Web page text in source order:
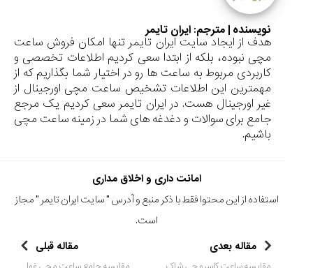
نویسنده | مترجم: ایران تایمر
هدف از ایجاد سایت ایران تایمر تنها امکان فروش ساعت
مچی نبوده، بلکه از ابتدا سعی کردیم اطلاعات تخصصی و
کاربردی مربوط به ساعت ها رو در اختیار شما بگذاریم که از
مهمترین این اطلاعات تشخیص ساعت مچی اورجینال از
غیر اورجینال هست. در ایران تایمر سعی کردیم یک مرجع
جامع برای سوالات و دغدغه های شما در زمینه ساعت مچی
باشیم.
امانت داری و اخلاق مداری
استفاده از این محتوا فقط با ذکر منبع و آدرس "سایت ایران تایمر" مجاز
است.
مقاله بعدی
مقاله قبلی